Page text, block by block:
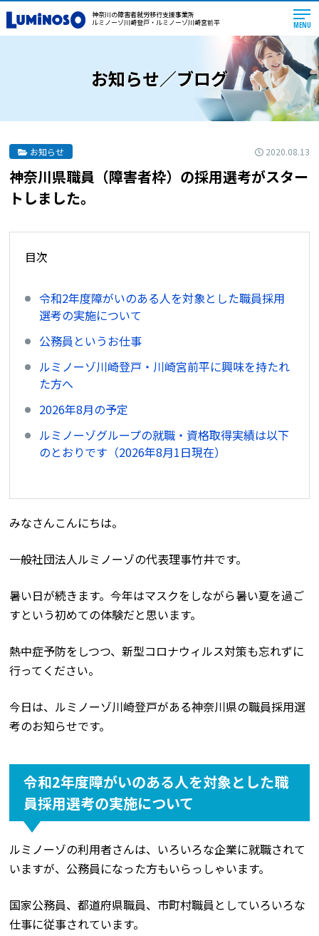
神奈川の障害者就労移行支援事業所
ルミノーゾ川崎登戸・ルミノーゾ川崎宮前平
MENU
お知らせ／ブログ
お知らせ 2020.08.13
神奈川県職員（障害者枠）の採用選考がスター
トしました。
目次
令和2年度障がいのある人を対象とした職員採用
選考の実施について
公務員というお仕事
ルミノーゾ川崎登戸・川崎宮前平に興味を持たれ
た方へ
2026年8月の予定
ルミノーゾグループの就職・資格取得実績は以下
のとおりです（2026年8月1日現在）
みなさんこんにちは。
一般社団法人ルミノーゾの代表理事竹井です。
暑い日が続きます。今年はマスクをしながら暑い夏を過ご
すという初めての体験だと思います。
熱中症予防をしつつ、新型コロナウィルス対策も忘れずに
行ってください。
今日は、ルミノーゾ川崎登戸がある神奈川県の職員採用選
考のお知らせです。
令和2年度障がいのある人を対象とした職
員採用選考の実施について
ルミノーゾの利用者さんは、いろいろな企業に就職されて
いますが、公務員になった方もいらっしゃいます。
国家公務員、都道府県職員、市町村職員としていろいろな
仕事に従事されています。